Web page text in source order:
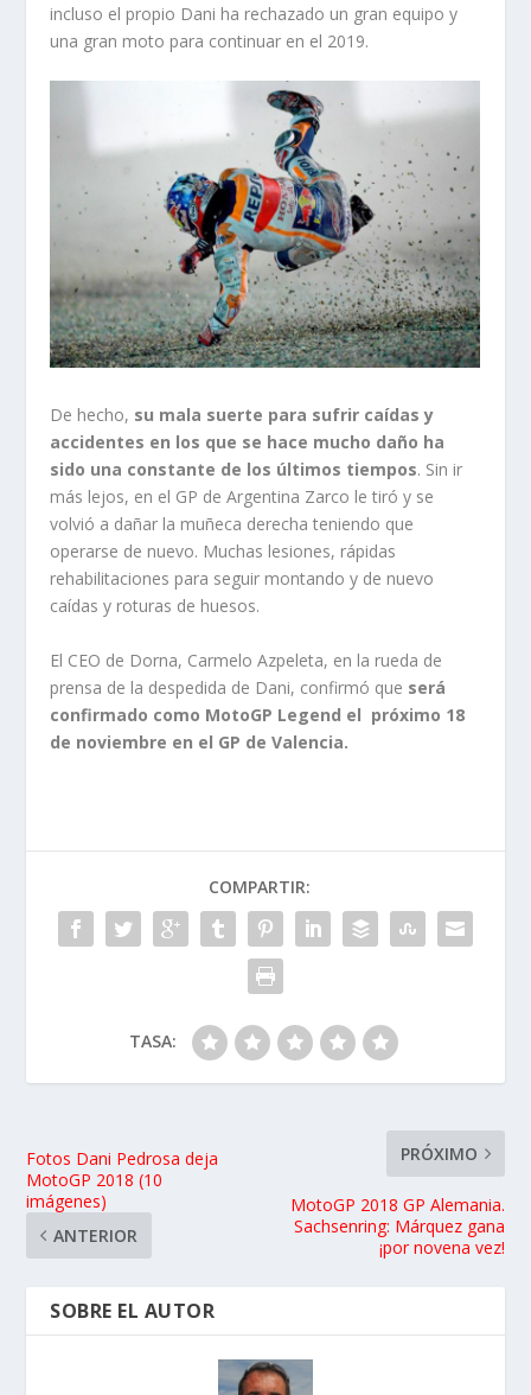
incluso el propio Dani ha rechazado un gran equipo y
una gran moto para continuar en el 2019.
De hecho, su mala suerte para sufrir caídas y
accidentes en los que se hace mucho daño ha
sido una constante de los últimos tiempos. Sin ir
más lejos, en el GP de Argentina Zarco le tiró y se
volvió a dañar la muñeca derecha teniendo que
operarse de nuevo. Muchas lesiones, rápidas
rehabilitaciones para seguir montando y de nuevo
caídas y roturas de huesos.
El CEO de Dorna, Carmelo Azpeleta, en la rueda de
prensa de la despedida de Dani, confirmó que será
confirmado como MotoGP Legend el próximo 18
de noviembre en el GP de Valencia.
COMPARTIR:
TASA:
Fotos Dani Pedrosa deja
MotoGP 2018 (10
imágenes)
ANTERIOR
PRÓXIMO
MotoGP 2018 GP Alemania.
Sachsenring: Márquez gana
¡por novena vez!
SOBRE EL AUTOR